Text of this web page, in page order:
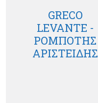
GRECO
LEVANTE -
ΡΟΜΠΟΤΗΣ
ΑΡΙΣΤΕΙΔΗΣ